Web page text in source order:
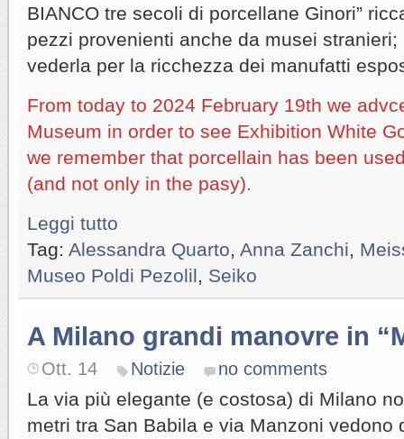
BIANCO tre secoli di porcellane Ginori”
pezzi provenienti anche da musei
vederla per la ricchezza dei manufatti
From today to 2024 February 19th we
Museum in order to see Exhibition White
we remember that porcellain has been
(and not only in the pasy).
Leggi tutto
Tag: Alessandra Quarto Anna Zanchi
Museo Poldi Pezolil
Seiko
A Milano grandi manovre in
Ott. 14 Notizie no comments
La via più elegante (e costosa) di Milano
metri tra San Babila e via Manzoni vedono